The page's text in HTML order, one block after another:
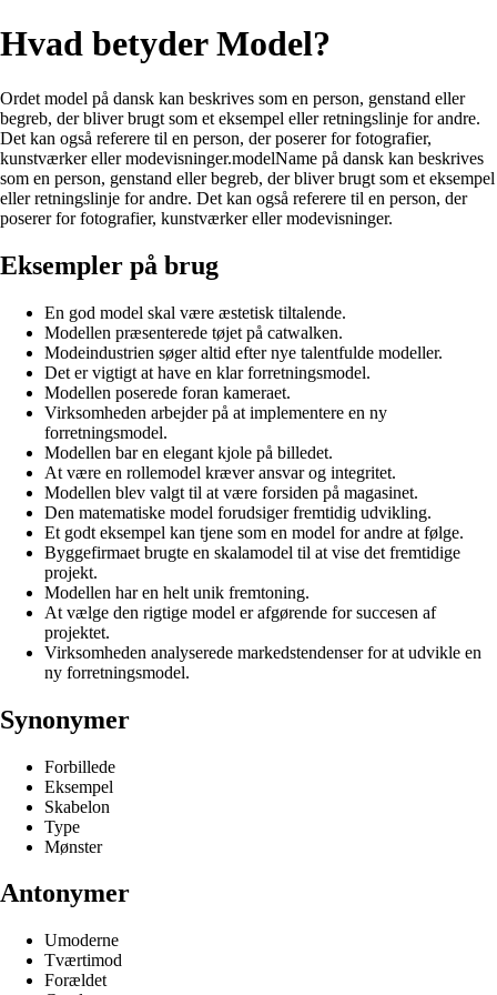
Hvad betyder Model?
Ordet model på dansk kan beskrives som en person, genstand eller
begreb, der bliver brugt som et eksempel eller retningslinje for andre.
Det kan også referere til en person, der poserer for fotografier,
kunstværker eller modevisninger.modelName på dansk kan beskrives
som en person, genstand eller begreb, der bliver brugt som et eksempel
eller retningslinje for andre. Det kan også referere til en person, der
poserer for fotografier, kunstværker eller modevisninger.
Eksempler på brug
En god model skal være æstetisk tiltalende.
Modellen præsenterede tøjet på catwalken.
Modeindustrien søger altid efter nye talentfulde modeller.
Det er vigtigt at have en klar forretningsmodel.
Modellen poserede foran kameraet.
Virksomheden arbejder på at implementere en ny
forretningsmodel.
Modellen bar en elegant kjole på billedet.
At være en rollemodel kræver ansvar og integritet.
Modellen blev valgt til at være forsiden på magasinet.
Den matematiske model forudsiger fremtidig udvikling.
Et godt eksempel kan tjene som en model for andre at følge.
Byggefirmaet brugte en skalamodel til at vise det fremtidige
projekt.
Modellen har en helt unik fremtoning.
At vælge den rigtige model er afgørende for succesen af
projektet.
Virksomheden analyserede markedstendenser for at udvikle en
ny forretningsmodel.
Synonymer
Forbillede
Eksempel
Skabelon
Type
Mønster
Antonymer
Umoderne
Tværtimod
Forældet